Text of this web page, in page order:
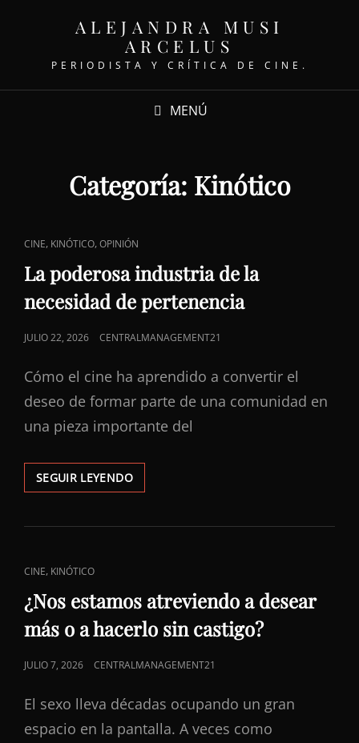
ALEJANDRA MUSI
ARCELUS
PERIODISTA Y CRÍTICA DE CINE.
MENÚ
Categoría: Kinótico
ENLACES
DE
CATEGORÍAS
CINE, KINÓTICO,OPINIÓN
La poderosa industria de la
necesidad de pertenencia
PUBLICADO
JULIO 22, 2026 CENTRALMANAGEMENT21
Cómo el cine ha aprendido a convertir el
deseo de formar parte de una comunidad en
una pieza importante del
SEGUIR LEYENDOLA
PODEROSA
DE
PERTENENCIA
ENLACES
DE
CATEGORÍAS
CINE, KINÓTICO
¿Nos estamos atreviendo a desear
más o a hacerlo sin castigo?
PUBLICADO
JULIO 7, 2026 CENTRALMANAGEMENT21
El sexo lleva décadas ocupando un gran
espacio en la pantalla. A veces como